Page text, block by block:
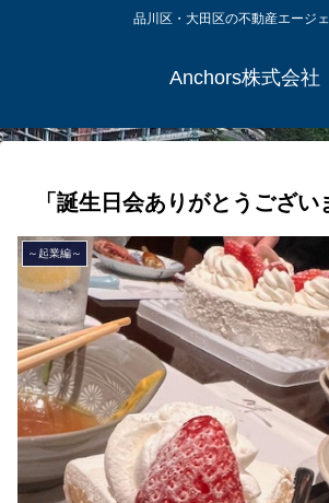
品川区・大田区の不動産エージ
Anchors株式会社
「誕生日会ありがとうござい
～起業編～